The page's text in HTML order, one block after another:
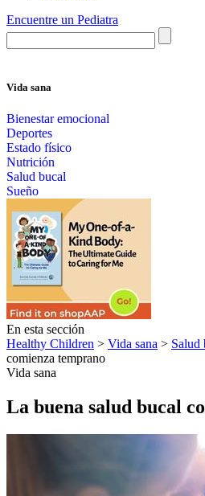
Encuentre un Pediatra
Vida sana
Bienestar emocional
Deportes
Estado físico
Nutrición
Salud bucal
Sueño
En esta sección
Healthy Children > Vida sana > Salud
comienza temprano
Vida sana
La buena salud bucal